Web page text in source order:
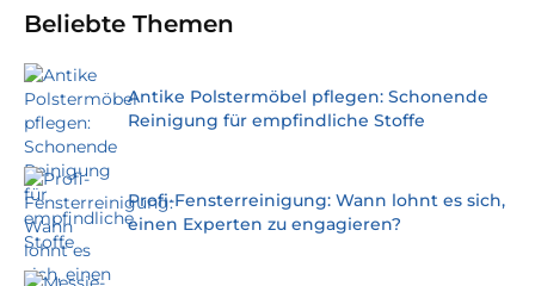
Beliebte Themen
Antike Polstermöbel pflegen: Schonende
Reinigung für empfindliche Stoffe
Profi-Fensterreinigung: Wann lohnt es sich,
einen Experten zu engagieren?